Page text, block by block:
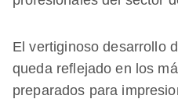
El vertiginoso desarrollo
queda reflejado en los
preparados para